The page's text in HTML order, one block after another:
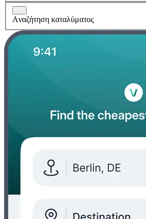
Aναζήτηση καταλύματος